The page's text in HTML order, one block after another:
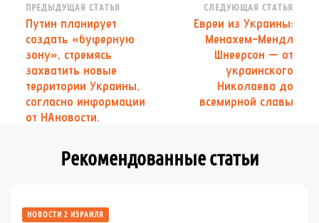
Навигация
по
записям
ПРЕДЫДУЩАЯ СТАТЬЯ
Путин планирует
создать «буферную
зону», стремясь
захватить новые
территории Украины,
согласно информации
от НАновости.
СЛЕДУЮЩАЯ СТАТЬЯ
Евреи из Украины:
Менахем-Мендл
Шнеерсон — от
украинского
Николаева до
всемирной славы
Рекомендованные статьи
НОВОСТИ 2 ИЗРАИЛЯ